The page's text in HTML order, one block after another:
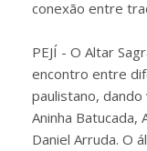
conexão entre
PEJÍ - O Altar
encontro entre
paulistano,
Aninha Batucada,
Daniel Arruda. O